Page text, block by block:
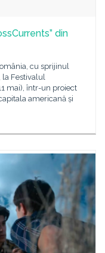
din
cu sprijinul
la Festivalul
mai), într-un proiect
americană și